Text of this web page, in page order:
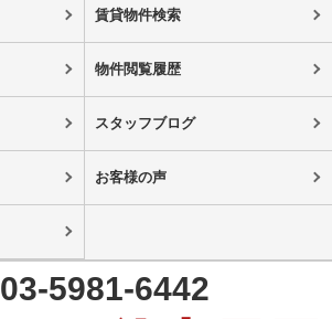
賃貸物件検索
物件閲覧履歴
スタッフブログ
お客様の声
03-5981-6442